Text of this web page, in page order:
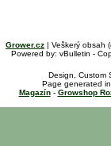
Grower.cz | Veškerý obsah
Powered by: vBulletin -
Design, Custom
Page generated
Magazín- Growshop